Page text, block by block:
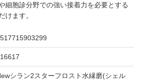
細胞診分野での強い接着力を必要とする
けます。
シラン2スターフロスト水縁磨(シェル